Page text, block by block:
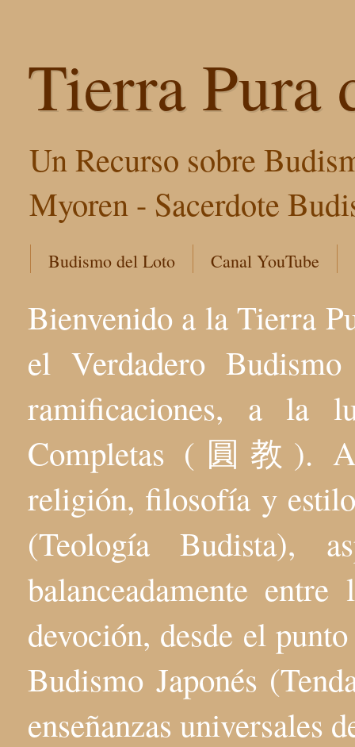
Tierra Pura
Un Recurso sobre
Myoren - Sacerdote
Budismo del Loto Canal YouTube
Bienvenido a la Tierra
el Verdadero
ramificaciones, a la
Completas (圓教).
religión, filosofía y
(Teología Budista),
balanceadamente
devoción, desde el
Budismo Japonés
enseñanzas universales